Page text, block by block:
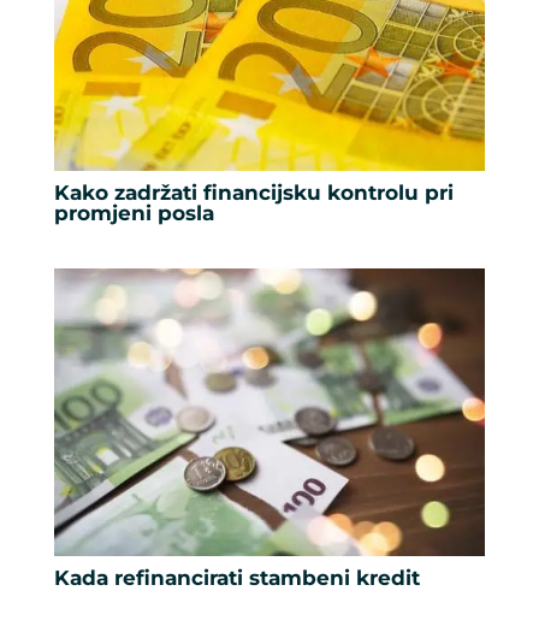
Kako zadržati financijsku kontrolu pri
promjeni posla
Kada refinancirati stambeni kredit